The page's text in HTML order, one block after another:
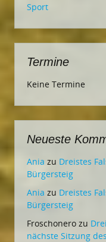
Sport
Termine
Keine Termine
Neueste
Ania zu Dreistes
Bürgersteig
Ania zu Dreistes
Bürgersteig
Froschonero zu
nächste Sitzung